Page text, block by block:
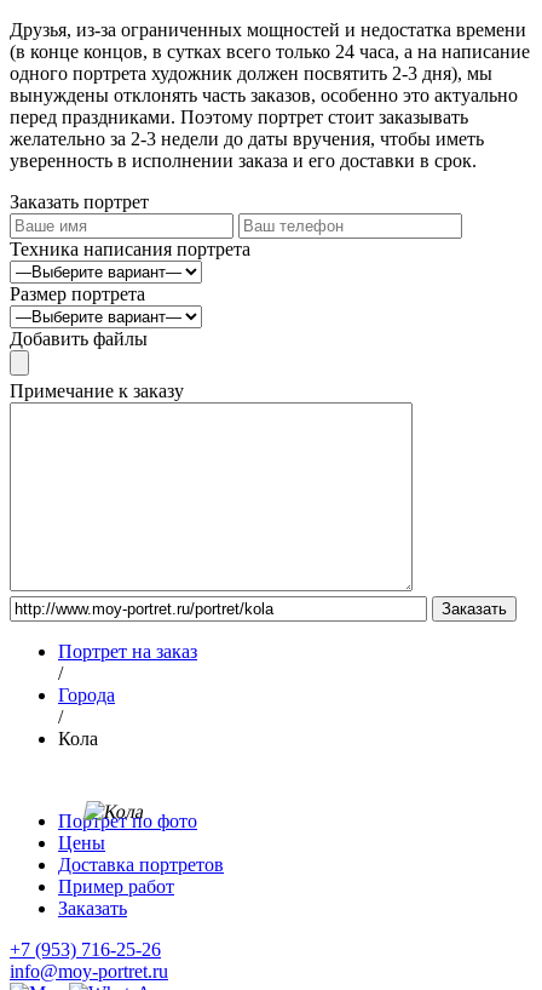
Друзья, из-за ограниченных мощностей и недостатка времени
(в конце концов, в сутках всего только 24 часа, а на написание
одного портрета художник должен посвятить 2-3 дня), мы
вынуждены отклонять часть заказов, особенно это актуально
перед праздниками. Поэтому портрет стоит заказывать
желательно за 2-3 недели до даты вручения, чтобы иметь
уверенность в исполнении заказа и его доставки в срок.
Заказать портрет
Техника написания портрета
Размер портрета
Добавить файлы
Примечание к заказу
Портрет на заказ
/
Города
/
Кола
Портрет по фото
Цены
Доставка портретов
Пример работ
Заказать
+7 (953) 716-25-26
info@moy-portret.ru